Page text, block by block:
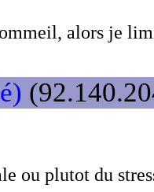
alors je
ou plutot du